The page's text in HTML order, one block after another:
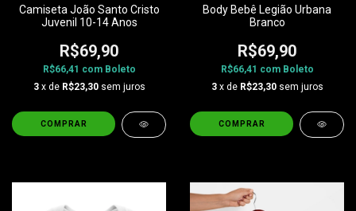
Camiseta João Santo Cristo
Juvenil 10-14 Anos
R$69,90
R$66,41 com Boleto
3 x de R$23,30 sem juros
COMPRAR
Body Bebê Legião Urbana
Branco
R$69,90
R$66,41 com Boleto
3 x de R$23,30 sem juros
COMPRAR